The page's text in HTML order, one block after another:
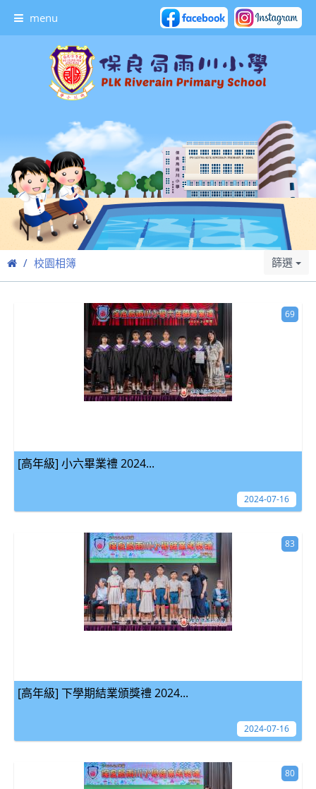
menu
校園相簿 篩選
[高年級] 小六畢業禮 2024...
69
2024-07-16
[高年級] 下學期結業頒獎禮 2024...
83
2024-07-16
80